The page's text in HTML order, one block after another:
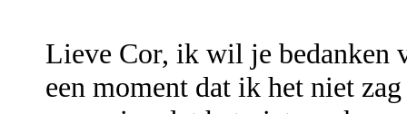
Lieve Cor, ik wil je bedanken
een moment dat ik het niet